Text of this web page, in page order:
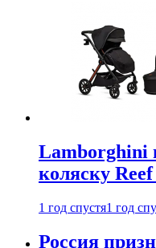
Lamborghini
коляску
1 год спустя1 год
Россия